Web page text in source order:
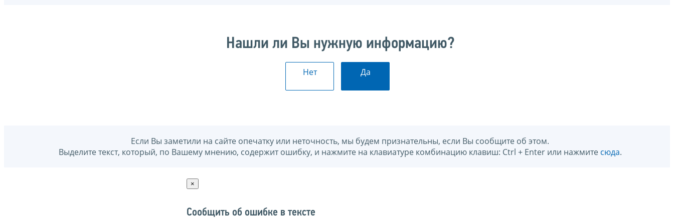
Нашли ли Вы нужную информацию?
Нет Да
Если Вы заметили на сайте опечатку или неточность, мы будем признательны, если Вы сообщите об этом.
Выделите текст, который, по Вашему мнению, содержит ошибку, и нажмите на клавиатуре комбинацию клавиш: Ctrl + Enter или нажмите сюда.
×
Сообщить об ошибке в тексте